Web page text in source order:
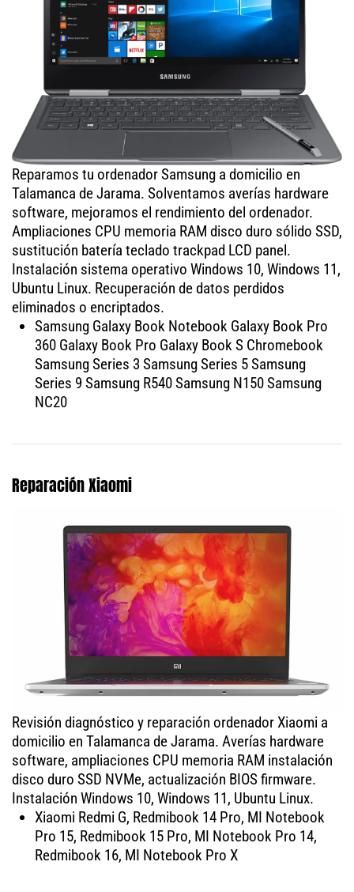
Reparamos tu ordenador Samsung a domicilio en
Talamanca de Jarama. Solventamos averías hardware
software, mejoramos el rendimiento del ordenador.
Ampliaciones CPU memoria RAM disco duro sólido SSD,
sustitución batería teclado trackpad LCD panel.
Instalación sistema operativo Windows 10, Windows 11,
Ubuntu Linux. Recuperación de datos perdidos
eliminados o encriptados.
Samsung Galaxy Book Notebook Galaxy Book Pro
360 Galaxy Book Pro Galaxy Book S Chromebook
Samsung Series 3 Samsung Series 5 Samsung
Series 9 Samsung R540 Samsung N150 Samsung
NC20
Reparación Xiaomi
Revisión diagnóstico y reparación ordenador Xiaomi a
domicilio en Talamanca de Jarama. Averías hardware
software, ampliaciones CPU memoria RAM instalación
disco duro SSD NVMe, actualización BIOS firmware.
Instalación Windows 10, Windows 11, Ubuntu Linux.
Xiaomi Redmi G, Redmibook 14 Pro, MI Notebook
Pro 15, Redmibook 15 Pro, MI Notebook Pro 14,
Redmibook 16, MI Notebook Pro X